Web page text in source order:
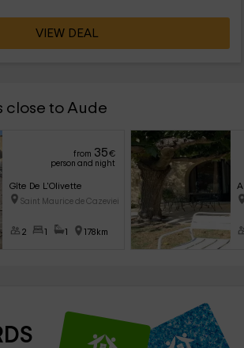
VIEW DEAL
close to Aude
from 35€
person and night
Gîte De L'Olivette
Saint Maurice de Cazevieille (
2 1 1 178km